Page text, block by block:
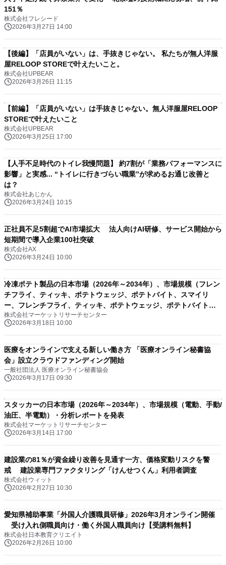
151％
株式会社フレシード
2026年3月27日 14:00
【後編】「店員がいない」は、手抜きじゃない。 私たちが無人洋服
屋RELOOP STOREで叶えたいこと。
株式会社UPBEAR
2026年3月26日 11:15
【前編】「店員がいない」は手抜きじゃない。無人洋服屋RELOOP
STOREで叶えたいこと
株式会社UPBEAR
2026年3月25日 17:00
【人手不足時代のトイレ我慢問題】 約7割が「業務パフォーマンスに
影響」と実感... “トイレに行きづらい職業”が求めるお通じ改善と
は？
株式会社あじかん
2026年3月24日 10:15
正社員不足5割超でAI市場拡大 法人向けAI研修、サービス開始から
短期間で導入企業100社突破
株式会社AX
2026年3月24日 10:00
冷凍ポテト製品の日本市場（2026年～2034年）、市場規模（フレン
チフライ、ティッキ、ポテトウェッジ、ポテトバイト、スマイリ
ー、フレンチフライ、ティッキ、ポテトウェッジ、ポテトバイト、
スマイリー）・分析レポートを発表
株式会社マーケットリサーチセンター
2026年3月18日 10:00
医療をオンラインで支える新しい働き方 「医療オンライン秘書協
会」設立クラウドファンディング開始
一般社団法人 医療オンライン秘書協会
2026年3月17日 09:30
スタッカーの日本市場（2026年～2034年）、市場規模（電動、手動/
油圧、半電動）・分析レポートを発表
株式会社マーケットリサーチセンター
2026年3月14日 17:00
建設業の81％が資金繰り改善を見通す一方、価格変動リスクを警
戒 建設業専門ファクタリング「けんせつくん」利用者調査
株式会社ウィット
2026年2月27日 10:30
愛知県補助事業「外国人介護職員研修」2026年3月オンライン開催
受け入れ側職員向け・働く外国人職員向け【受講料無料】
株式会社日本教育クリエイト
2026年2月26日 10:00